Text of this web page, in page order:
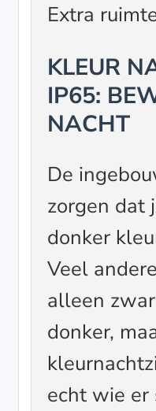
Extra
KLEUR
IP65:
NACHT
De
zorgen dat
donker
Veel
alleen
donker,
echt wie er